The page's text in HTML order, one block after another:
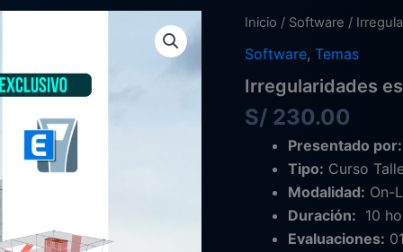
Inicio / Software /
Software, Temas
Irregularidades
S/ 230.00
Presentado por:
Tipo: Curso
Modalidad: On-
Duración: 10
Evaluaciones:
Irregularidades
–
y
Altura
cantidad